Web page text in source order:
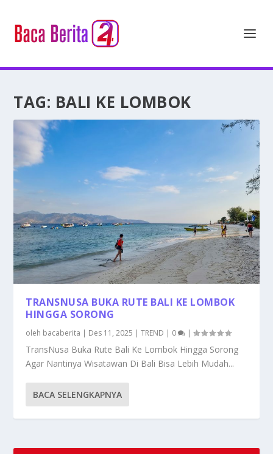
TAG: BALI KE LOMBOK
TRANSNUSA BUKA RUTE BALI KE LOMBOK
HINGGA SORONG
oleh bacaberita | Des 11, 2025 |TREND | 0 |
TransNusa Buka Rute Bali Ke Lombok Hingga Sorong
Agar Nantinya Wisatawan Di Bali Bisa Lebih Mudah...
BACA SELENGKAPNYA